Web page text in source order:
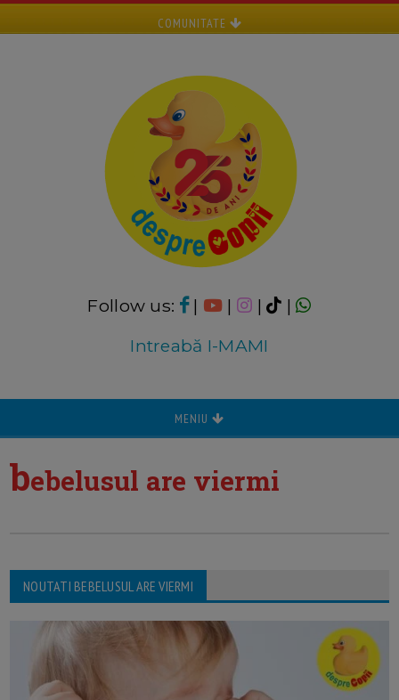
COMUNITATE
Follow us: | | |
|
Intreabă I-MAMI
MENIU
bebelusul are viermi
NOUTATI BEBELUSUL ARE VIERMI